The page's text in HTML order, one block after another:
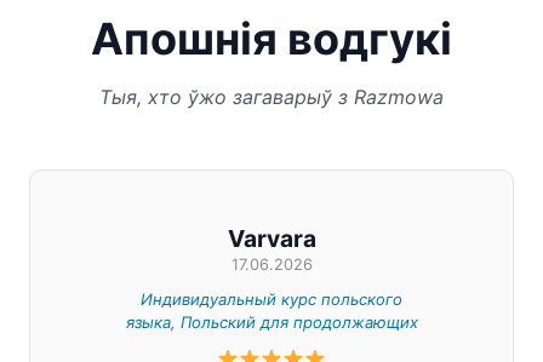
Апошнія водгукі
Тыя, хто ўжо загаварыў з Razmowa
Varvara
17.06.2026
Индивидуальный курс польского
языка, Польский для продолжающих